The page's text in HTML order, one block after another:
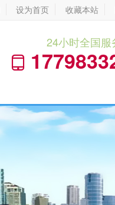
设为首页 收藏本站
24小时全国服
